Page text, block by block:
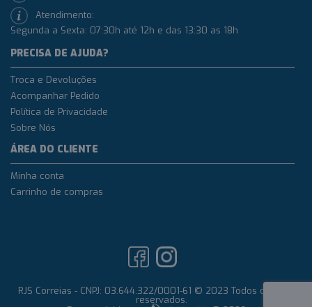
Atendimento:
Segunda a Sexta: 07:30h até 12h e das 13:30 as 18h
PRECISA DE AJUDA?
Troca e Devoluções
Acompanhar Pedido
Política de Privacidade
Sobre Nós
ÁREA DO CLIENTE
Minha conta
Carrinho de compras
RJS Correias - CNPJ: 03.644.322/0001-61 © 2023 Todos os direitos
reservados.